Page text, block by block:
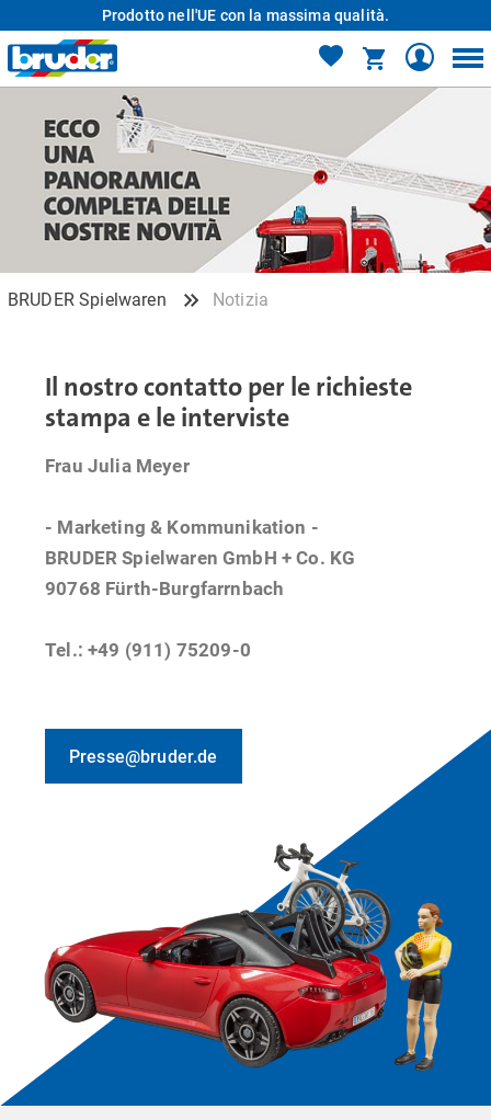
Prodotto nell'UE con la massima qualità.
BRUDER Spielwaren Notizia
Il nostro contatto per le richieste
stampa e le interviste
Frau Julia Meyer
- Marketing & Kommunikation -
BRUDER Spielwaren GmbH + Co. KG
90768 Fürth-Burgfarrnbach
Tel.: +49 (911) 75209-0
Presse@bruder.de